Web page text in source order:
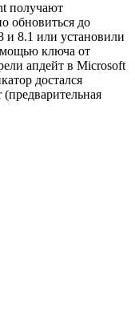
получают
обновиться до
и 8.1 или установили
ключа от
апдейт в Microsoft
достался